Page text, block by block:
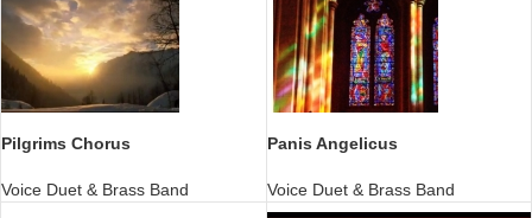
Pilgrims Chorus
Voice Duet & Brass Band
Panis Angelicus
Voice Duet & Brass Band